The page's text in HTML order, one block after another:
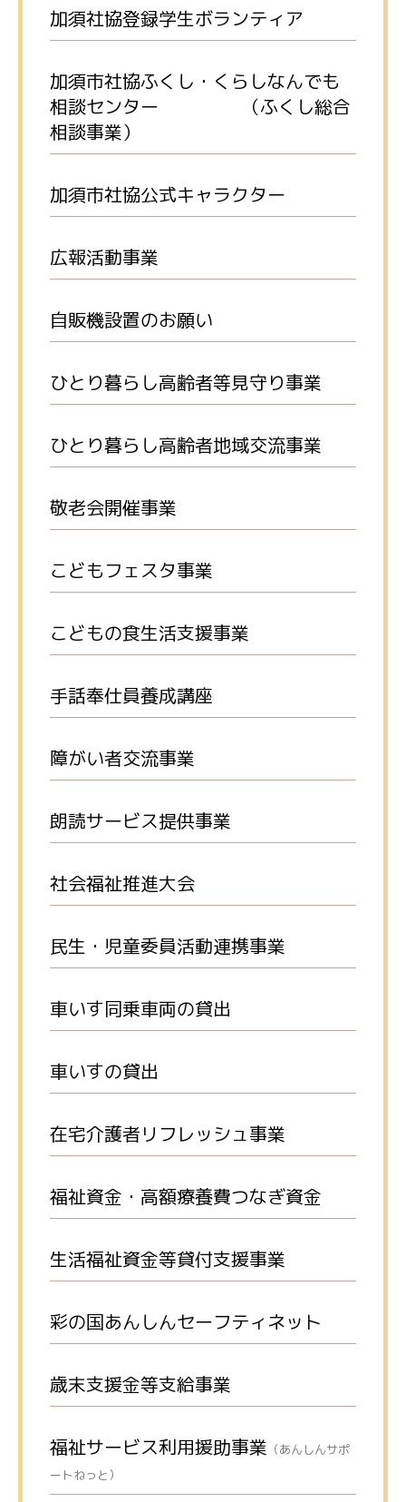
加須社協登録学生ボランティア
加須市社協ふくし・くらしなんでも
相談センター （ふくし総合
相談事業）
加須市社協公式キャラクター
広報活動事業
自販機設置のお願い
ひとり暮らし高齢者等見守り事業
ひとり暮らし高齢者地域交流事業
敬老会開催事業
こどもフェスタ事業
こどもの食生活支援事業
手話奉仕員養成講座
障がい者交流事業
朗読サービス提供事業
社会福祉推進大会
民生・児童委員活動連携事業
車いす同乗車両の貸出
車いすの貸出
在宅介護者リフレッシュ事業
福祉資金・高額療養費つなぎ資金
生活福祉資金等貸付支援事業
彩の国あんしんセーフティネット
歳末支援金等支給事業
福祉サービス利用援助事業 （あんしんサポ
ートねっと）